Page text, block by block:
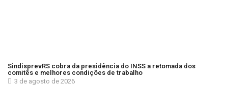
SindisprevRS cobra da presidência do INSS a retomada dos
comitês e melhores condições de trabalho
3 de agosto de 2026